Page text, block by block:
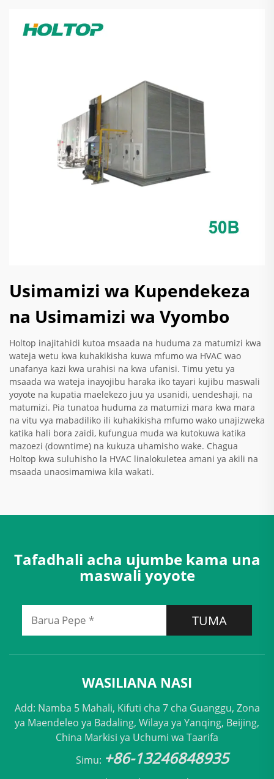
Usimamizi wa Kupendekeza
na Usimamizi wa Vyombo
Holtop inajitahidi kutoa msaada na huduma za matumizi kwa
wateja wetu kwa kuhakikisha kuwa mfumo wa HVAC wao
unafanya kazi kwa urahisi na kwa ufanisi. Timu yetu ya
msaada wa wateja inayojibu haraka iko tayari kujibu maswali
yoyote na kupatia maelekezo juu ya usanidi, uendeshaji, na
matumizi. Pia tunatoa huduma za matumizi mara kwa mara
na vitu vya mabadiliko ili kuhakikisha mfumo wako unajizweka
katika hali bora zaidi, kufungua muda wa kutokuwa katika
mazoezi (downtime) na kukuza uhamisho wake. Chagua
Holtop kwa suluhisho la HVAC linalokuletea amani ya akili na
msaada unaosimamiwa kila wakati.
Tafadhali acha ujumbe kama una
maswali yoyote
TUMA
WASILIANA NASI
Add: Namba 5 Mahali, Kifuti cha 7 cha Guanggu, Zona
ya Maendeleo ya Badaling, Wilaya ya Yanqing, Beijing,
China Markisi ya Uchumi wa Taarifa
Simu: +86-13246848935